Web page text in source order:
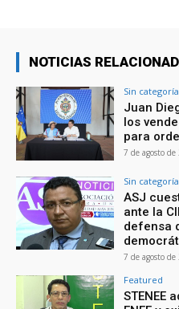
NOTICIAS
Sin categoría
Juan
los
para
7 de agosto de
Sin categoría
ASJ
ante la
defensa
7 de agosto de
Featured
STENEE